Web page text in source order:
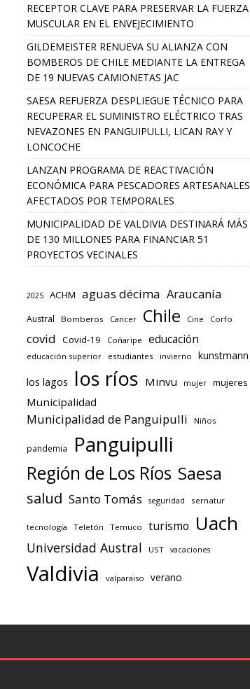
RECEPTOR CLAVE PARA PRESERVAR LA FUERZA
MUSCULAR EN EL ENVEJECIMIENTO
GILDEMEISTER RENUEVA SU ALIANZA CON
BOMBEROS DE CHILE MEDIANTE LA ENTREGA
DE 19 NUEVAS CAMIONETAS JAC
SAESA REFUERZA DESPLIEGUE TÉCNICO PARA
RECUPERAR EL SUMINISTRO ELÉCTRICO TRAS
NEVAZONES EN PANGUIPULLI, LICAN RAY Y
LONCOCHE
LANZAN PROGRAMA DE REACTIVACIÓN
ECONÓMICA PARA PESCADORES ARTESANALES
AFECTADOS POR TEMPORALES
MUNICIPALIDAD DE VALDIVIA DESTINARÁ MÁS
DE 130 MILLONES PARA FINANCIAR 51
PROYECTOS VECINALES
2025 ACHM aguas décima Araucanía
Austral Bomberos Cancer Chile Cine Corfo
covid Covid-19 Coñaripe educación
educación superior estudiantes invierno kunstmann
los lagos los ríos Minvu mujer mujeres
Municipalidad
Municipalidad de Panguipulli Niños
pandemia Panguipulli
Región de Los Ríos Saesa
salud Santo Tomás seguridad sernatur
tecnología Teletón Temuco turismo Uach
Universidad Austral UST vacaciones
Valdivia valparaiso verano